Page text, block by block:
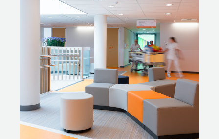
maken binnen de kamer, voorzagen we de
oorspronkelijke versie van een speciaal onderstel en
wieltjes. Uiteraard voldoet de stoel aan alle hygiënische
voorschriften. Bijzonder zijn ook de wachtruimtes voor
de dagbehandeling, waarin veel speelelementen
terugkomen. Wil een kind op bed liggen tijdens een
chemobehandeling, dan kan dat. Maar een spelletje
doen kan ook. Het zijn en blijven kinderen! We sloten
aan bij hun behoeftes en bieden verschillende opties.’
AFLEIDING, BEWEGING EN
ONTSPANNING